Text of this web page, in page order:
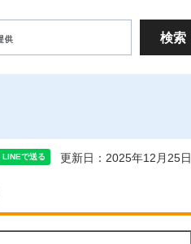
更新日：2025年12月25日